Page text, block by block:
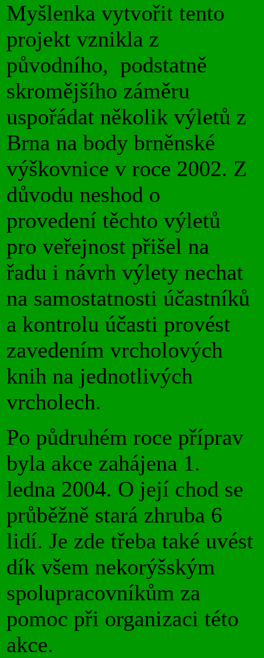
Myšlenka vytvořit tento
projekt vznikla z
původního, podstatně
skromějšího záměru
uspořádat několik výletů z
Brna na body brněnské
výškovnice v roce 2002. Z
důvodu neshod o
provedení těchto výletů
pro veřejnost přišel na
řadu i návrh výlety nechat
na samostatnosti účastníků
a kontrolu účasti provést
zavedením vrcholových
knih na jednotlivých
vrcholech.
Po půdruhém roce příprav
byla akce zahájena 1.
ledna 2004. O její chod se
průběžně stará zhruba 6
lidí. Je zde třeba také uvést
dík všem nekorýšským
spolupracovníkům za
pomoc při organizaci této
akce.